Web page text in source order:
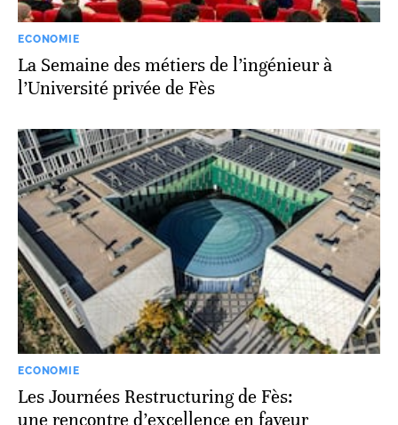
ECONOMIE
La Semaine des métiers de l’ingénieur à
l’Université privée de Fès
ECONOMIE
Les Journées Restructuring de Fès:
une rencontre d’excellence en faveur